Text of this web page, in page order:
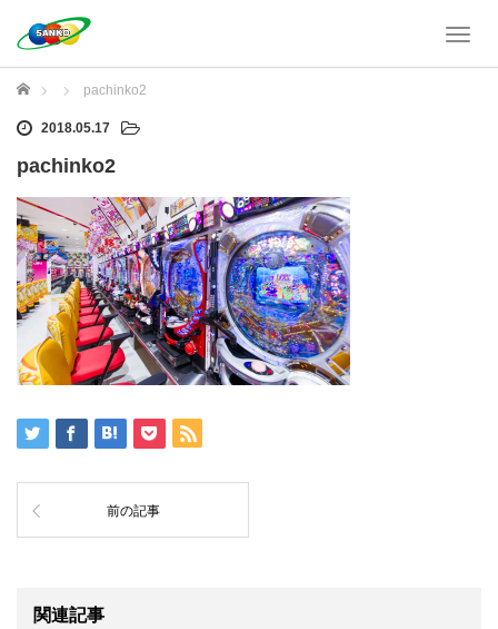
T
ホーム pachinko2
2018.05.17
pachinko2
前の記事
関連記事